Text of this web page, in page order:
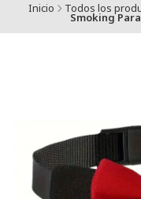
Inicio Todos los
Smoking